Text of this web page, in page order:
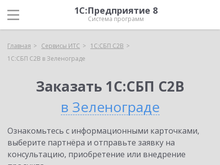
1С:Предприятие 8
Система программ
Главная Сервисы ИТС
1С:СБП C2B
1С:СБП C2B в Зеленограде
Заказать 1С:СБП C2B
в Зеленограде
Ознакомьтесь с информационными карточками,
выберите партнёра и отправьте заявку на
консультацию, приобретение или внедрение